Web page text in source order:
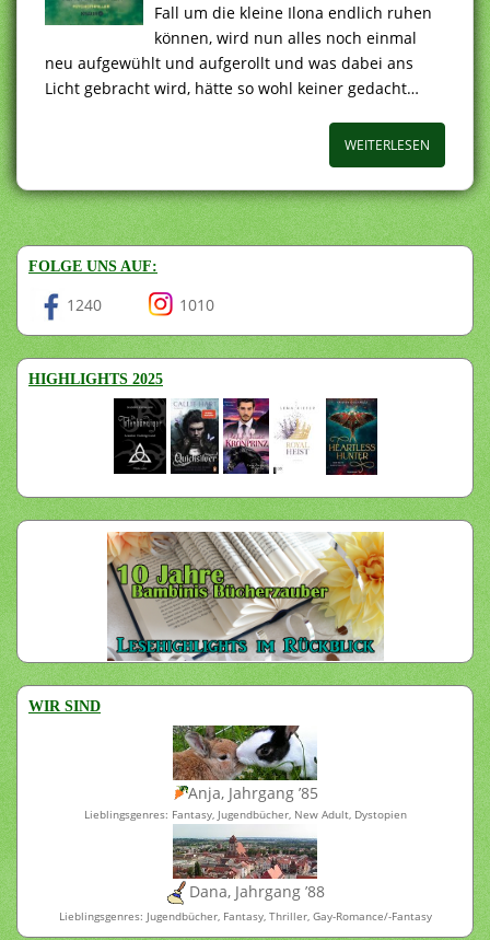
Fall um die kleine Ilona endlich ruhen
können, wird nun alles noch einmal
neu aufgewühlt und aufgerollt und was dabei ans
Licht gebracht wird, hätte so wohl keiner gedacht…
WEITERLESEN
FOLGE UNS AUF:
1240 1010
HIGHLIGHTS 2025
WIR SIND
Anja, Jahrgang ’85
Lieblingsgenres: Fantasy, Jugendbücher, New Adult, Dystopien
Dana, Jahrgang ’88
Lieblingsgenres: Jugendbücher, Fantasy, Thriller, Gay-Romance/-Fantasy